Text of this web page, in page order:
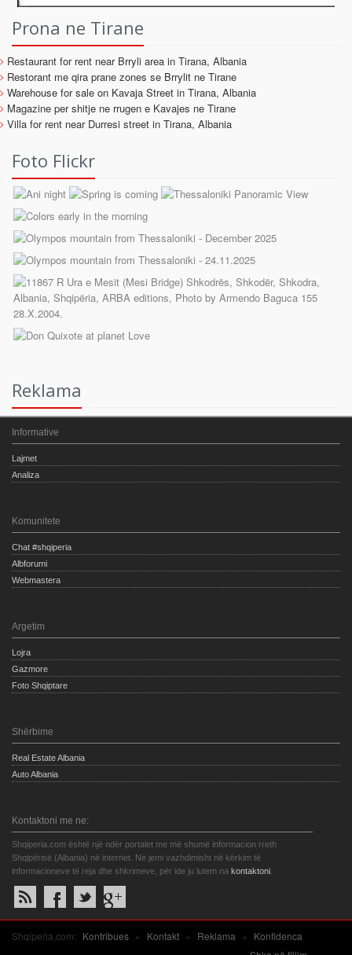
Prona ne Tirane
Restaurant for rent near Brryli area in Tirana, Albania
Restorant me qira prane zones se Brrylit ne Tirane
Warehouse for sale on Kavaja Street in Tirana, Albania
Magazine per shitje ne rrugen e Kavajes ne Tirane
Villa for rent near Durresi street in Tirana, Albania
Foto Flickr
Reklama
Informative
Lajmet
Analiza
Komunitete
Chat #shqiperia
Albforumi
Webmastera
Argetim
Lojra
Gazmore
Foto Shqiptare
Shërbime
Real Estate Albania
Auto Albania
Kontaktoni me ne:
Shqiperia.com është një ndër portalet me më shumë informacion rreth
Shqipërisë (Albania) në internet. Ne jemi vazhdimisht në kërkim të
informacioneve të reja dhe shkrimeve, për ide ju lutem na kontaktoni.
Shqiperia.com: Kontribues » Kontakt » Reklama »
Konfidenca